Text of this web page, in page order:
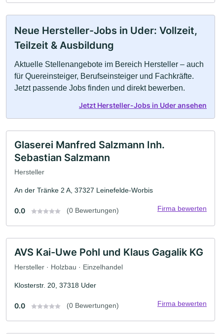
Neue Hersteller-Jobs in Uder: Vollzeit,
Teilzeit & Ausbildung
Aktuelle Stellenangebote im Bereich Hersteller – auch
für Quereinsteiger, Berufseinsteiger und Fachkräfte.
Jetzt passende Jobs finden und direkt bewerben.
Jetzt Hersteller-Jobs in Uder ansehen
Glaserei Manfred Salzmann Inh.
Sebastian Salzmann
Hersteller
An der Tränke 2 A, 37327 Leinefelde-Worbis
0.0 (0 Bewertungen) Firma bewerten
AVS Kai-Uwe Pohl und Klaus Gagalik KG
Hersteller · Holzbau · Einzelhandel
Klosterstr. 20, 37318 Uder
0.0 (0 Bewertungen) Firma bewerten